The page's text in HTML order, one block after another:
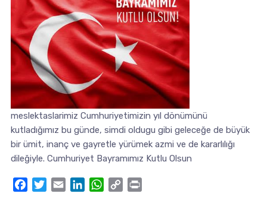
meslektaslarimiz Cumhuriyetimizin yıl dönümünü
kutladığımız bu günde, simdi oldugu gibi geleceğe de büyük
bir ümit, inanç ve gayretle yürümek azmi ve de kararlılığı
dileğiyle. Cumhuriyet Bayramımız Kutlu Olsun
FacebookTwitter
Email LinkedInWhatsApp
Copy